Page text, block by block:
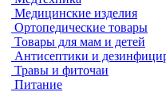
Медицинские изделия
Ортопедические товары
Товары для мам и детей
Антисептики и
Травы и фиточаи
Питание